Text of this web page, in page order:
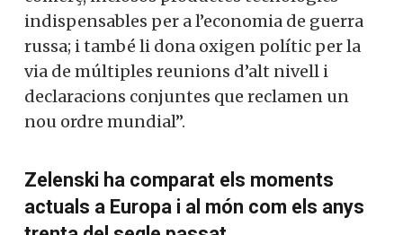
que se sàpiga, però sí oxigen econòmic
per la via del comerç, inclosos productes
tecnològics indispensables per a
l’economia de guerra russa; i també li
dona oxigen polític per la via de múltiples
mundial”.